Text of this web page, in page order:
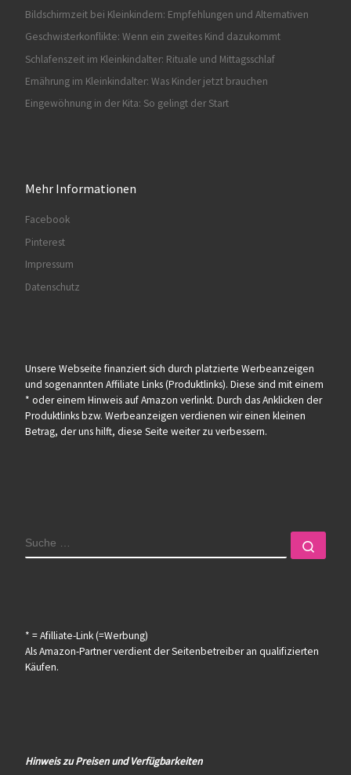
Bildschirmzeit bei Kleinkindern: Empfehlungen und Alternativen
Geschwisterkonflikte: Wenn ein zweites Kind dazukommt
Schlafenszeit im Kleinkindalter: Rituale und Mittagsschlaf
Ernährung im Kleinkindalter: Was Kinder jetzt brauchen
Eingewöhnung in der Kita: So gelingt der Start
Mehr Informationen
Facebook
Pinterest
Impressum
Datenschutz
Unsere Webseite finanziert sich durch platzierte Werbeanzeigen
und sogenannten Affiliate Links (Produktlinks). Diese sind mit einem
* oder einem Hinweis auf Amazon verlinkt. Durch das Anklicken der
Produktlinks bzw. Werbeanzeigen verdienen wir einen kleinen
Betrag, der uns hilft, diese Seite weiter zu verbessern.
SUCHE
* = Afilliate-Link (=Werbung)
Als Amazon-Partner verdient der Seitenbetreiber an qualifizierten
Käufen.
Hinweis zu Preisen und Verfügbarkeiten